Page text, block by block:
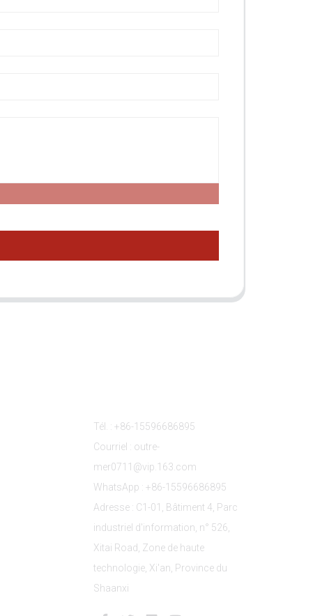
Tél. : +86-15596686895
Courriel : outre-
mer0711@vip.163.com
WhatsApp : +86-15596686895
Adresse : C1-01, Bâtiment 4, Parc
industriel d'information, n° 526,
Xitai Road, Zone de haute
technologie, Xi'an, Province du
Shaanxi